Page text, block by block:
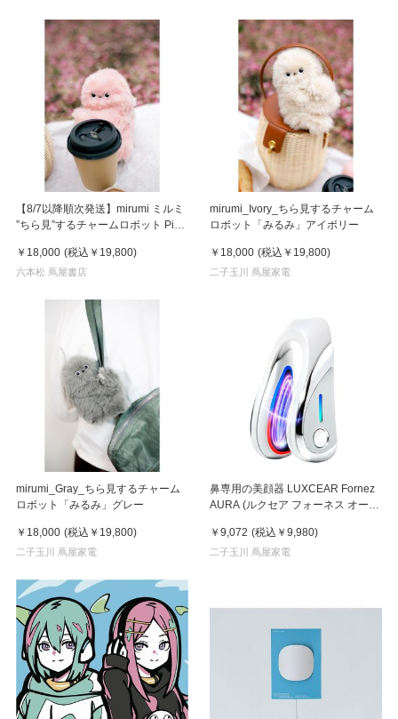
【8/7以降順次発送】mirumi ミルミ
”ちら見”するチャームロボット Pink
￥18,000 (税込 ￥19,800)
六本松 蔦屋書店
mirumi_Ivory_ちら見するチャーム
ロボット「みるみ」アイボリー
￥18,000 (税込 ￥19,800)
二子玉川 蔦屋家電
mirumi_Gray_ちら見するチャーム
ロボット「みるみ」グレー
￥18,000 (税込 ￥19,800)
二子玉川 蔦屋家電
鼻専用の美顔器 LUXCEAR Fornez
AURA (ルクセア フォーネス オー
￥9,072 (税込 ￥9,980)
二子玉川 蔦屋家電